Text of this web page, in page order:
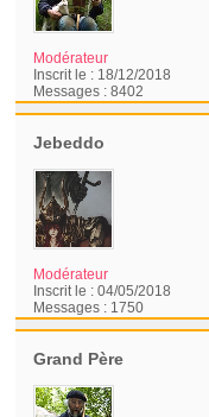
Modérateur
Inscrit le : 18/12/2018
Messages :8402
Jebeddo
Modérateur
Inscrit le :04/05/2018
Messages : 1750
Grand Père